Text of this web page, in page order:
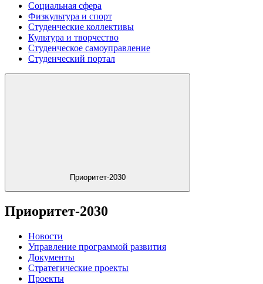
Социальная сфера
Физкультура и спорт
Студенческие коллективы
Культура и творчество
Студенческое самоуправление
Студенческий портал
Приоритет-2030
Приоритет-2030
Новости
Управление программой развития
Документы
Стратегические проекты
Проекты